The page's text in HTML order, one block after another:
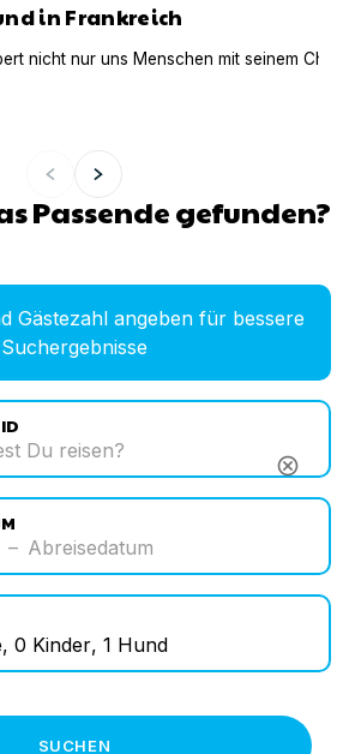
in Frankreich
nicht nur uns Menschen mit seinem
Passende gefunden?
Gästezahl angeben für bessere
Suchergebnisse
cancel
– Abreisedatum
, 0 Kinder, 1 Hund
SUCHEN